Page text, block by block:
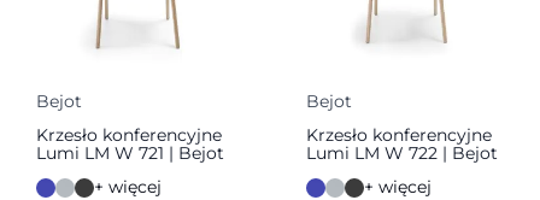
Bejot
Krzesło konferencyjne
Lumi LM W 721 | Bejot
+ więcej
Bejot
Krzesło konferencyjne
Lumi LM W 722 | Bejot
+ więcej